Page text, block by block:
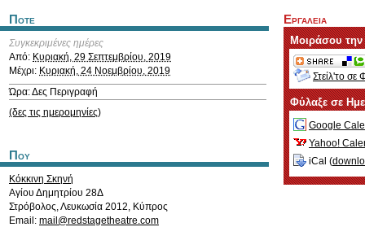
Ποτε
Συγκεκριμένες ημέρες
Από: Κυριακή, 29 Σεπτεμβρίου, 2019
Μέχρι: Κυριακή, 24 Νοεμβρίου, 2019
Ώρα: Δες Περιγραφή
(δες τις ημερομηνίες)
Που
Κόκκινη Σκηνή
Αγίου Δημητρίου 28Δ
Στρόβολος,Λευκωσία 2012, Κύπρος
Email: mail@redstagetheatre.com
Εργαλεια
Μοιράσου
Στείλ'το σε
Φύλαξε σε
Google
Yahoo!
iCal (